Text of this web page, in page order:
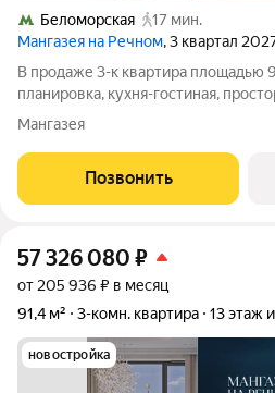
Беломорская
17 мин.
Мангазея на Речном, 3 квартал
В продаже 3-к квартира площадью
планировка, кухня-гостиная,
гардеробная. Квартира
экономия составит 8 895 048
Мангазея
Позвонить
57 326 080 ₽
от 205 936 ₽ в месяц
91,4 м²
3-комн. квартира 13 этаж
новостройка